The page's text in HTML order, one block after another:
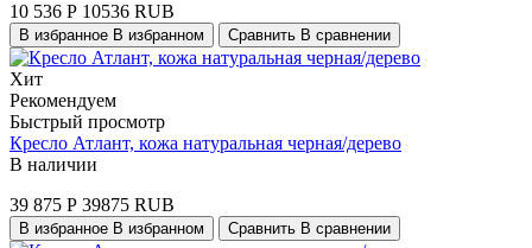
10 536 Р 10536 RUB
В избранное В избранном Сравнить В сравнении
Хит
Рекомендуем
Быстрый просмотр
Кресло Атлант, кожа натуральная черная/дерево
В наличии
39 875 Р 39875 RUB
В избранное В избранном Сравнить В сравнении